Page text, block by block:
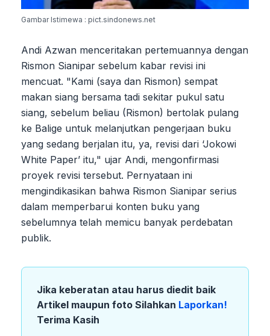
Gambar Istimewa : pict.sindonews.net
Andi Azwan menceritakan pertemuannya dengan
Rismon Sianipar sebelum kabar revisi ini
mencuat. "Kami (saya dan Rismon) sempat
makan siang bersama tadi sekitar pukul satu
siang, sebelum beliau (Rismon) bertolak pulang
ke Balige untuk melanjutkan pengerjaan buku
yang sedang berjalan itu, ya, revisi dari ‘Jokowi
White Paper’ itu," ujar Andi, mengonfirmasi
proyek revisi tersebut. Pernyataan ini
mengindikasikan bahwa Rismon Sianipar serius
dalam memperbarui konten buku yang
sebelumnya telah memicu banyak perdebatan
publik.
Jika keberatan atau harus diedit baik
Artikel maupun foto Silahkan Laporkan!
Terima Kasih